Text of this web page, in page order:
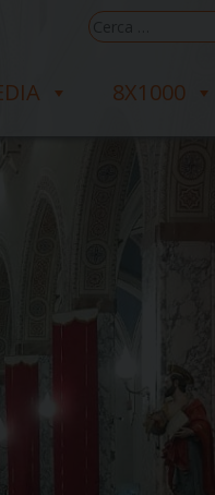
Ricerca
per:
8X1000